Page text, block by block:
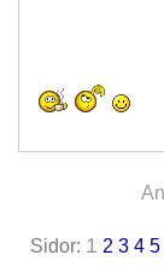
Sidor: 1 2 3 4 5